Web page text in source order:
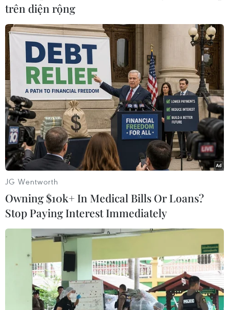
#Hà Tĩnh #Bình Dương
#Chính sách đối ngoại
#Bảo hiểm
#Bồi thường
#Trục lợi
#Môi trường đầu tư
#Sản xuất kinh doanh
Bình Dương
Hà Tĩnh
Theo dõi VietnamPlus
trên diện rộng
JG Wentworth
Owning $10k+ In Medical Bills Or Loans?
Stop Paying Interest Immediately